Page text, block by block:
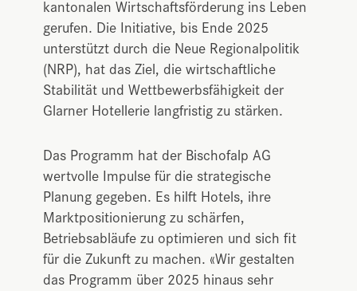
kantonalen Wirtschaftsförderung ins Leben
gerufen. Die Initiative, bis Ende 2025
unterstützt durch die Neue Regionalpolitik
(NRP), hat das Ziel, die wirtschaftliche
Stabilität und Wettbewerbsfähigkeit der
Glarner Hotellerie langfristig zu stärken.
Das Programm hat der Bischofalp AG
wertvolle Impulse für die strategische
Planung gegeben. Es hilft Hotels, ihre
Marktpositionierung zu schärfen,
Betriebsabläufe zu optimieren und sich fit
für die Zukunft zu machen. «Wir gestalten
das Programm über 2025 hinaus sehr